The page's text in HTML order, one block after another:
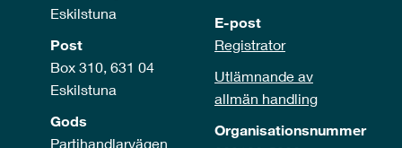
Eskilstuna
Post
Box 310, 631 04
Eskilstuna
Gods
Partihandlarvägen
E-post
Registrator
Utlämnande av
allmän handling
Organisationsnummer